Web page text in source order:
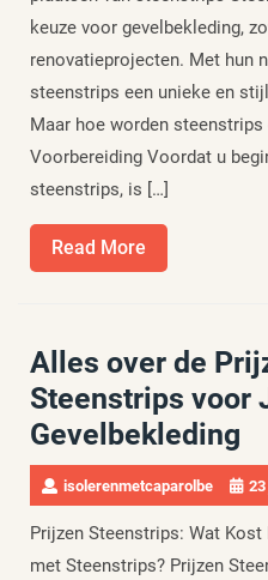
keuze voor gevelbekleding,
renovatieprojecten. Met hun
steenstrips een unieke en
Maar hoe worden
Voorbereiding Voordat u
steenstrips, is […]
Read More
More
Alles over de
Steenstrips voor
Gevelbekleding
isolerenmetcaparolbe
Prijzen Steenstrips: Wat Kost
met Steenstrips? Prijzen